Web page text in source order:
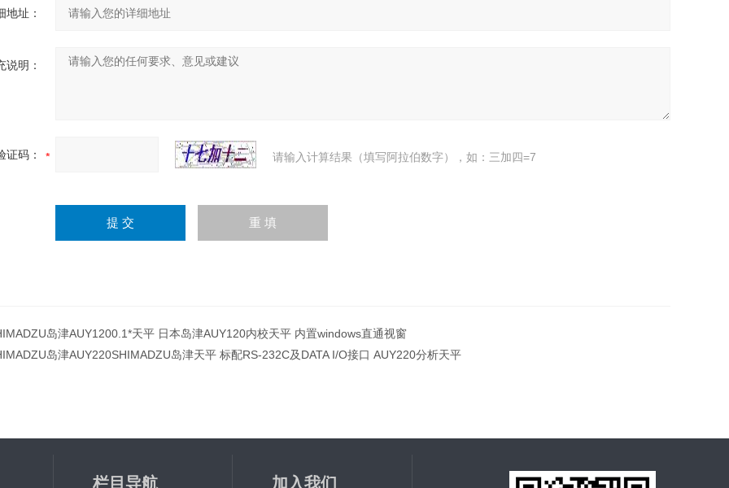
地址：
说明：
证码： 请输入计算结果（填写阿拉伯数字），如：三加四=7
岛津AUY1200.1*天平 日本岛津AUY120内校天平 内置windows直通视窗
岛津AUY220SHIMADZU岛津天平 标配RS-232C及DATA I/O接口 AUY220分析天平
栏目导航 加入我们